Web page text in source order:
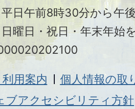
日午前8時30分から午
日曜日・祝日・年末年始
用案内
個人情報の取
ブアクセシビリティ方針